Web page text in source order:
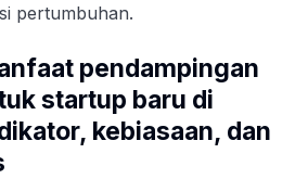
pertumbuhan.
pendampingan
startup baru di
kebiasaan, dan